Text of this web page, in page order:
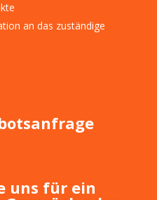
an das zuständige
uns für ein